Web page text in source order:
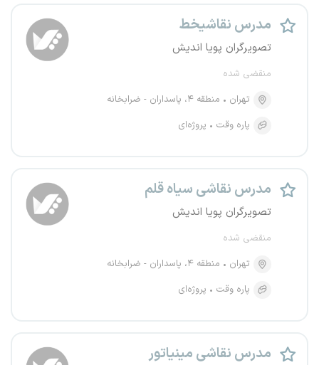
مدرس نقاشیخط
تصویرگران پویا اندیش
منقضی شده
تهران
منطقه ۴، پاسداران - ضرابخانه
پاره وقت
پروژه‌ای
مدرس نقاشی سیاه قلم
تصویرگران پویا اندیش
منقضی شده
تهران
منطقه ۴، پاسداران - ضرابخانه
پاره وقت
پروژه‌ای
مدرس نقاشی مینیاتور